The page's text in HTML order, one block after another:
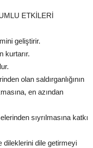
ETKİLERİ
geliştirir.
kurtarır.
olan saldırganlığının
en azından
sıyrılmasına katkı
dileklerini dile getirmeyi